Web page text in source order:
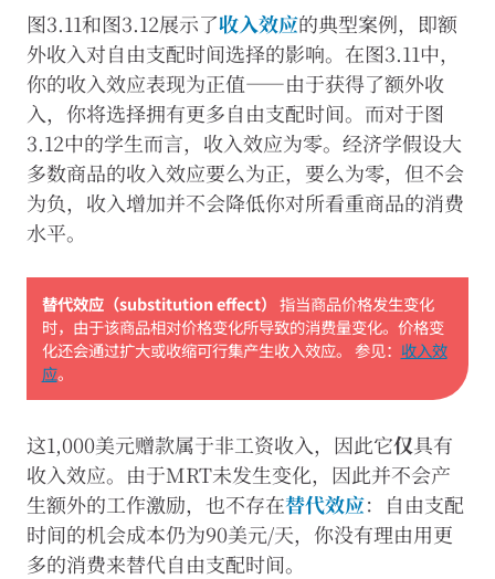
12
图3.11和图3.12展示了收入效应的典型案例，即额
外收入对自由支配时间选择的影响。在图3.11中，
你的收入效应表现为正值——由于获得了额外收
入，你将选择拥有更多自由支配时间。而对于图
3.12中的学生而言，收入效应为零。经济学假设大
多数商品的收入效应要么为正，要么为零，但不会
为负，收入增加并不会降低你对所看重商品的消费
水平。
替代效应（substitution effect） 指当商品价格发生变化
时，由于该商品相对价格变化所导致的消费量变化。价格变
化还会通过扩大或收缩可行集产生收入效应。 参见： 收入效
应。
这1,000美元赠款属于非工资收入，因此它仅具有
收入效应。由于MRT未发生变化，因此并不会产
生额外的工作激励，也不存在替代效应：自由支配
时间的机会成本仍为90美元/天，你没有理由用更
多的消费来替代自由支配时间。